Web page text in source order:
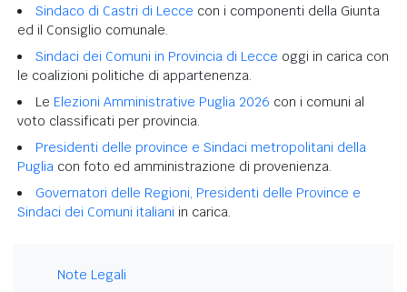
Sindaco di Castri di Lecce con i componenti della Giunta
ed il Consiglio comunale.
Sindaci dei Comuni in Provincia di Lecce oggi in carica con
le coalizioni politiche di appartenenza.
Le Elezioni Amministrative Puglia 2026 con i comuni al
voto classificati per provincia.
Presidenti delle province e Sindaci metropolitani della
Puglia con foto ed amministrazione di provenienza.
Governatori delle Regioni, Presidenti delle Province e
Sindaci dei Comuni italiani in carica.
Note Legali